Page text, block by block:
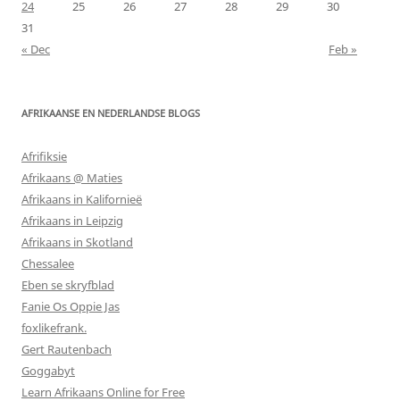
24
25 26 27 28 29
30
31
« Dec
Feb »
AFRIKAANSE EN NEDERLANDSE BLOGS
Afrifiksie
Afrikaans @ Maties
Afrikaans in Kalifornieë
Afrikaans in Leipzig
Afrikaans in Skotland
Chessalee
Eben se skryfblad
Fanie Os Oppie Jas
foxlikefrank.
Gert Rautenbach
Goggabyt
Learn Afrikaans Online for Free